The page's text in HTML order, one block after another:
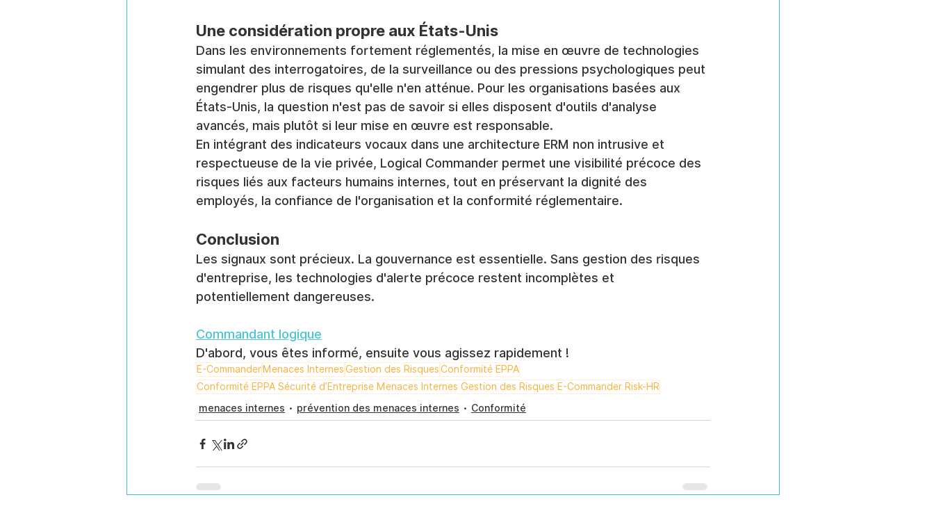
Une considération propre aux États-Unis
Dans les environnements fortement réglementés, la mise en œuvre de technologies
simulant des interrogatoires, de la surveillance ou des pressions psychologiques peut
engendrer plus de risques qu'elle n'en atténue. Pour les organisations basées aux
États-Unis, la question n'est pas de savoir si elles disposent d'outils d'analyse
avancés, mais plutôt si leur mise en œuvre est responsable.
En intégrant des indicateurs vocaux dans une architecture ERM non intrusive et
respectueuse de la vie privée, Logical Commander permet une visibilité précoce des
risques liés aux facteurs humains internes, tout en préservant la dignité des
employés, la confiance de l'organisation et la conformité réglementaire.
Conclusion
Les signaux sont précieux. La gouvernance est essentielle. Sans gestion des risques
d'entreprise, les technologies d'alerte précoce restent incomplètes et
potentiellement dangereuses.
Commandant logique
D'abord, vous êtes informé, ensuite vous agissez rapidement !
E-Commander Menaces InternesGestion des RisquesConformité EPPA
Conformité EPPA Sécurité d’Entreprise Menaces Internes Gestion des Risques E-Commander Risk-HR
menaces internes
prévention des menaces internes Conformité